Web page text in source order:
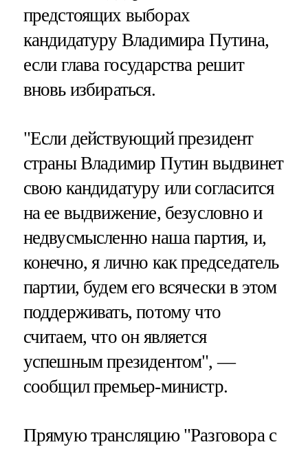
предстоящих выборах
кандидатуру Владимира Путина,
если глава государства решит
вновь избираться.
"Если действующий президент
страны Владимир Путин выдвинет
свою кандидатуру или согласится
на ее выдвижение, безусловно и
недвусмысленно наша партия, и,
конечно, я лично как председатель
партии, будем его всячески в этом
поддерживать, потому что
считаем, что он является
успешным президентом", —
сообщил премьер-министр.
Прямую трансляцию "Разговора с